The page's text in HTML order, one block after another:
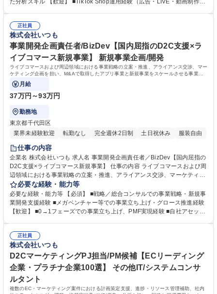
築、社内外ステークホルダー調整 募集職種 TikTok Shop×デジタルマーケ
ティング事業開発・運用マネージャー
た分析スキル 【歓迎】 ■TikTok Shop運用経験（広告・LIVE・動画制作・
化に向けた戦略立案・改善施策の実務経験 学歴・資格 学歴：大学院 大学
高専 短大 専修学校 語学力： 資格：
正社員
株式会社いつも
事業開発企画責任者/BizDev【国内屈指のD2C支援×ラ
イブコマース新規事業】 新規事業企画/開発
ライブコマースおよび周辺領域における事業戦略の立案・推進、アライアンス交渉、マー
ケティング企画を担い、M&Aで取得したアプリ事業と新規事業をスケールさせる事業開
発をリードいただきます。
月給
37万円～93万円
勤務地
東京都千代田区
業界未経験歓迎
転勤なし 完全週休2日制 土日祝休み 服装自由
仕事の内容
企業名 株式会社いつも 求人名 事業開発企画責任者／BizDev【国内屈指の
D2C支援×ライブコマース新規事業】 仕事の内容 ライブコマースおよび周
辺領域における事業戦略の立案・推進、アライアンス交渉、マーケティン
グ企画を担い、M&Aで取得したアプリ事業と新規事業をスケールさせる事
業開発をリードいただきます。 ■ライブコマース領域の市場分析・事業戦
略立案および実行 ■データ分析を基にした戦略モニタリングと改善推進 ■
SNS・ECプラットフォームとのアライアンス企画・交渉 ■共同プロモー
集職種 事業開発企画責任者／BizDev【国内屈指のD2C支援×ライブコマー
ス新規事業】
必要な経験・能力等
必要な経験・能力等 【必須】 ■戦略／総合コンサルでの事業戦略・新規事
業開発支援経験 ■メガベンチャー等での事業立ち上げ・グロース推進経験
【歓迎】 ■0→1フェーズでの事業立ち上げ、PMF実現経験 ■自社アセット
バル環境での事業推進・海外展開経験 学歴・資格 学歴：大学院 大学 高専
短大 専修学校 高校 語学力： 資格：
正社員
株式会社いつも
D2CマーケティングPJ担当/PM候補【ECリーディング
企業・プラチナ企業100選】 その他IT/システムコンサ
ルタント
複数のEC・マーケティング案件における計画策定支援、進捗・リソース管理補助、社内